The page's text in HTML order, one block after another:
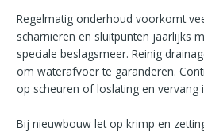
Regelmatig onderhoud voorkomt
scharnieren en sluitpunten jaarlijks
speciale beslagsmeer. Reinig
om waterafvoer te garanderen.
op scheuren of loslating en vervang
Bij nieuwbouw let op krimp en